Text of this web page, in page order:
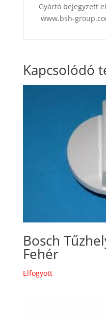
Gyártó bejegyzett
www.bsh-
Kapcsolódó
Bosch
Fehér
Elfogyott